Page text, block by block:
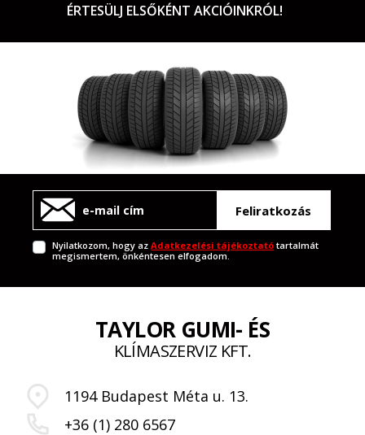
ÉRTESÜLJ ELSŐKÉNT AKCIÓINKRÓL!
Feliratkozás
Nyilatkozom, hogy azAdatkezelési tájékoztató tartalmát
megismertem, önkéntesen elfogadom.
TAYLOR GUMI- ÉS
KLÍMASZERVIZ KFT.
1194 Budapest Méta u. 13.
+36 (1) 280 6567